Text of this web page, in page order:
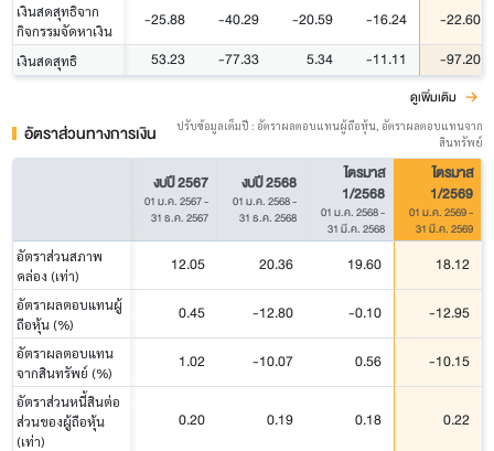
เงินสดสุทธิจาก
กิจกรรมจัดหาเงิน
-25.88 -40.29 -20.59 -16.24 -22.60
เงินสดสุทธิ 53.23 -77.33 5.34 -11.11 -97.20
ดูเพิ่มเติม
อัตราส่วนทางการเงิน
ปรับข้อมูลเต็มปี : อัตราผลตอบแทนผู้ถือหุ้น, อัตราผลตอบแทนจาก
สินทรัพย์
งบปี 2567
01 ม.ค. 2567-
31 ธ.ค. 2567
งบปี 2568
01 ม.ค. 2568-
31 ธ.ค. 2568
ไตรมาส
1/2568
01 ม.ค. 2568-
31 มี.ค. 2568
ไตรมาส
1/2569
01 ม.ค. 2569-
31 มี.ค. 2569
อัตราส่วนสภาพ
คล่อง (เท่า)
12.05 20.36 19.60 18.12
อัตราผลตอบแทนผู้
ถือหุ้น (%)
0.45 -12.80 -0.10 -12.95
อัตราผลตอบแทน
จากสินทรัพย์ (%)
1.02 -10.07 0.56 -10.15
อัตราส่วนหนี้สินต่อ
ส่วนของผู้ถือหุ้น
(เท่า)
0.20 0.19 0.18 0.22